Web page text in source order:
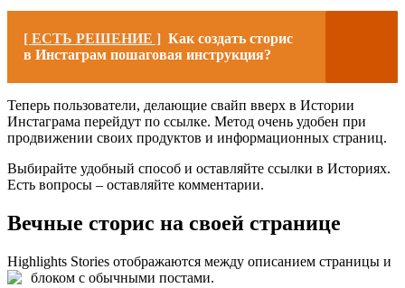
[ ЕСТЬ РЕШЕНИЕ ] Как создать сторис
в Инстаграм пошаговая инструкция?
Теперь пользователи, делающие свайп вверх в Истории
Инстаграма перейдут по ссылке. Метод очень удобен при
продвижении своих продуктов и информационных страниц.
Выбирайте удобный способ и оставляйте ссылки в Историях.
Есть вопросы – оставляйте комментарии.
Вечные сторис на своей странице
Highlights Stories отображаются между описанием страницы и
блоком с обычными постами.